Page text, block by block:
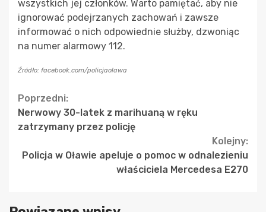
wszystkich jej członków. Warto pamiętać, aby nie
ignorować podejrzanych zachowań i zawsze
informować o nich odpowiednie służby, dzwoniąc
na numer alarmowy 112.
Źródło: facebook.com/policjaolawa
Continue
Reading
Poprzedni:
Nerwowy 30-latek z marihuaną w ręku
zatrzymany przez policję
Kolejny:
Policja w Oławie apeluje o pomoc w odnalezieniu
właściciela Mercedesa E270